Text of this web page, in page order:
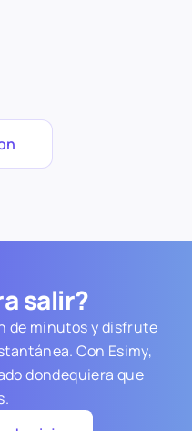
salir?
de minutos y disfrute
Con Esimy,
dondequiera que